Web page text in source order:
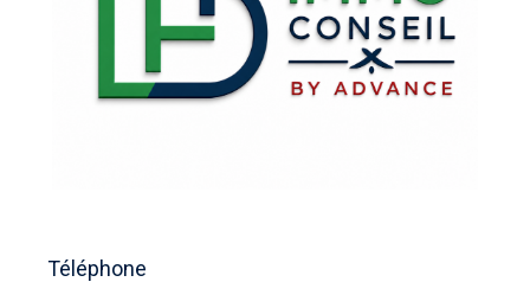
Téléphone